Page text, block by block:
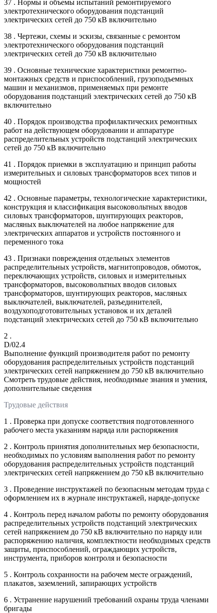
37 . Нормы и объемы испытаний ремонтируемого
электротехнического оборудования подстанций
электрических сетей до 750 кВ включительно
38 . Чертежи, схемы и эскизы, связанные с ремонтом
электротехнического оборудования подстанций
электрических сетей до 750 кВ включительно
39 . Основные технические характеристики ремонтно-
монтажных средств и приспособлений, грузоподъемных
машин и механизмов, применяемых при ремонте
оборудования подстанций электрических сетей до 750 кВ
включительно
40 . Порядок производства профилактических ремонтных
работ на действующем оборудовании и аппаратуре
распределительных устройств подстанций электрических
сетей до 750 кВ включительно
41 . Порядок приемки в эксплуатацию и принцип работы
измерительных и силовых трансформаторов всех типов и
мощностей
42 . Основные параметры, технологические характеристики,
конструкция и классификация высоковольтных вводов
силовых трансформаторов, шунтирующих реакторов,
масляных выключателей на любое напряжение для
электрических аппаратов и устройств постоянного и
переменного тока
43 . Признаки повреждения отдельных элементов
распределительных устройств, магнитопроводов, обмоток,
переключающих устройств, силовых и измерительных
трансформаторов, высоковольтных вводов силовых
трансформаторов, шунтирующих реакторов, масляных
выключателей, выключателей, разъединителей,
воздухоподготовительных установок и их деталей
подстанций электрических сетей до 750 кВ включительно
2 .
D/02.4
Выполнение функций производителя работ по ремонту
оборудования распределительных устройств подстанций
электрических сетей напряжением до 750 кВ включительно
Смотреть трудовые действия, необходимые знания и умения,
дополнительные сведения
Трудовые действия
1 . Проверка при допуске соответствия подготовленного
рабочего места указаниям наряда или распоряжения
2 . Контроль принятия дополнительных мер безопасности,
необходимых по условиям выполнения работ по ремонту
оборудования распределительных устройств подстанций
электрических сетей напряжением до 750 кВ включительно
3 . Проведение инструктажей по безопасным методам труда с
оформлением их в журнале инструктажей, наряде-допуске
4 . Контроль перед началом работы по ремонту оборудования
распределительных устройств подстанций электрических
сетей напряжением до 750 кВ включительно по наряду или
распоряжению наличия, комплектности необходимых средств
защиты, приспособлений, ограждающих устройств,
инструмента, приборов контроля и безопасности
5 . Контроль сохранности на рабочем месте ограждений,
плакатов, заземлений, запирающих устройств
6 . Устранение нарушений требований охраны труда членами
бригады